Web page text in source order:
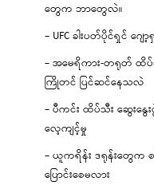
တွေက ဘာတွေလဲ။
– UFC ခါးပတ်ပိုင်ရှင် ဂ
– အမေရိကား-တရုတ် ထိ
ကြိုတင် ပြင်ဆင်နေသလဲ
– ပီကင်း ထိပ်သီး ဆွေးနွ
လေ့ကျင့်မှု
– ယူကရိန်း ဒရုန်းတွေ
ပြောင်းစေမလား